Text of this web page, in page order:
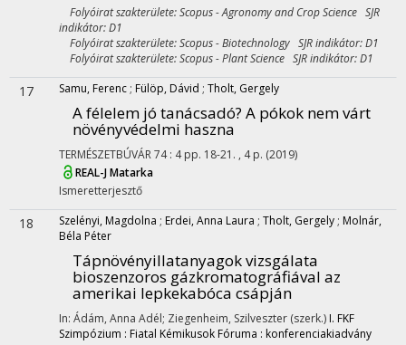
Folyóirat szakterülete: Scopus - Agronomy and Crop Science SJR
indikátor: D1
Folyóirat szakterülete: Scopus - Biotechnology SJR indikátor: D1
Folyóirat szakterülete: Scopus - Plant Science SJR indikátor: D1
17 Samu, Ferenc ; Fülöp, Dávid ; Tholt, Gergely
A félelem jó tanácsadó? A pókok nem várt
növényvédelmi haszna
TERMÉSZETBÚVÁR74: 4 pp. 18-21. , 4 p. (2019)
REAL-JMatarka
Ismeretterjesztő
18 Szelényi, Magdolna ; Erdei, Anna Laura ; Tholt, Gergely ; Molnár,
Béla Péter
Tápnövényillatanyagok vizsgálata
bioszenzoros gázkromatográfiával az
amerikai lepkekabóca csápján
In: Ádám, Anna Adél; Ziegenheim, Szilveszter (szerk.) I. FKF
Szimpózium : Fiatal Kémikusok Fóruma : konferenciakiadvány